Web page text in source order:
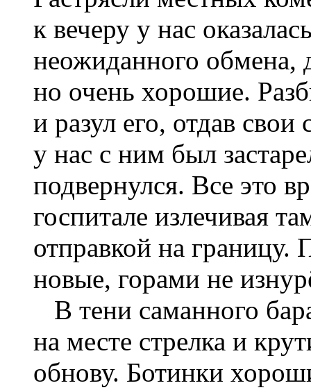
к вечеру у нас
неожиданного обмена,
но очень хорошие.
и разул его, отдав
у нас с ним был
подвернулся. Все это
госпитале излечивая
отправкой на границу.
новые, горами не
В тени саманного
на месте стрелка и
обнову. Ботинки